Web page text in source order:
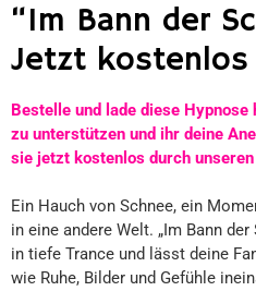
“Im Bann der
Jetzt kostenlos
Bestelle und lade diese
zu unterstützen und ihr deine
sie jetzt kostenlos durch
Ein Hauch von Schnee, ein
in eine andere Welt. „Im Bann
in tiefe Trance und lässt deine
wie Ruhe, Bilder und Gefühle